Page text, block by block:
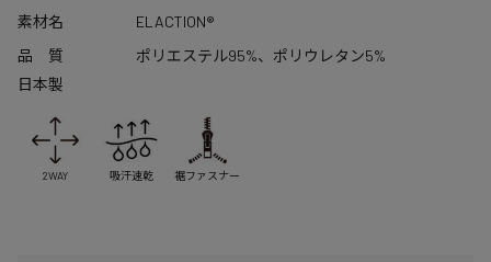
素材名
ELACTION®
品 質
ポリエステル95%、ポリウレタン5%
日本製
2WAY 吸汗速乾 裾ファスナー